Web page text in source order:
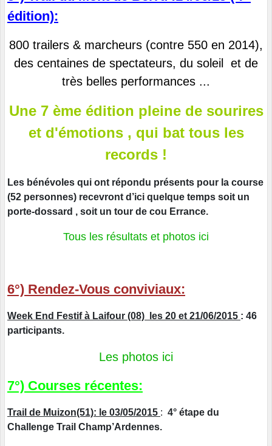
édition):
800 trailers & marcheurs (contre 550 en 2014),
des centaines de spectateurs, du soleil et de
très belles performances ...
Une 7 ème édition pleine de sourires
et d'émotions , qui bat tous les
records !
Les bénévoles qui ont répondu présents pour la course
(52 personnes) recevront d’ici quelque temps soit un
porte-dossard , soit un tour de cou Errance.
Tous les résultats et photos ici
6°) Rendez-Vous conviviaux:
Week End Festif à Laifour (08) les 20 et 21/06/2015 : 46
participants.
Les photos ici
7°) Courses récentes:
Trail de Muizon(51): le 03/05/2015 : 4° étape du
Challenge Trail Champ’Ardennes.